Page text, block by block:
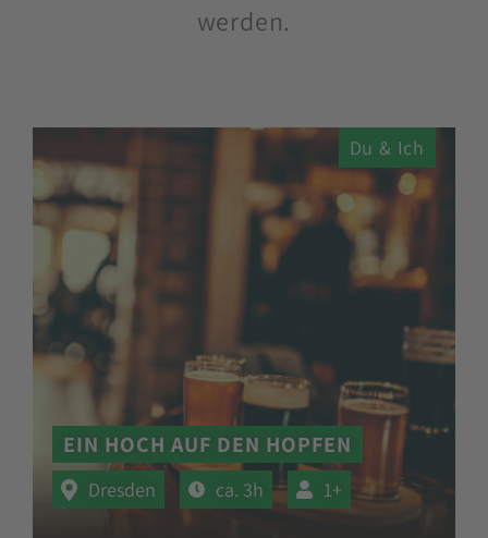
werden.
Du & Ich
EIN HOCH AUF DEN HOPFEN
Dresden ca. 3h 1+